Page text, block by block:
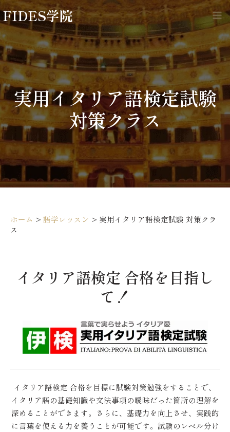
容
を
ス
キ
プ
FIDES学院
実用イタリア語検定試験
対策クラス
ホーム > 語学レッスン > 実用イタリア語検定試験 対策クラ
ス
イタリア語検定 合格を目指し
て！
イタリア語検定 合格を目標に試験対策勉強をすることで、
イタリア語の基礎知識や文法事項の曖昧だった箇所の理解を
深めることができます。さらに、基礎力を向上させ、実践的
に言葉を使える力を養うことが可能です。試験のレベル分け